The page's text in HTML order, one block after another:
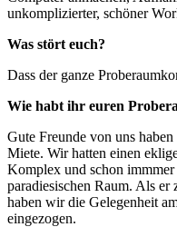
unkomplizierter, schöner
Was stört euch?
Dass der ganze
Wie habt ihr euren
Gute Freunde von uns
Miete. Wir hatten einen
Komplex und schon
paradiesischen Raum. Als
haben wir die Gelegenheit
eingezogen.